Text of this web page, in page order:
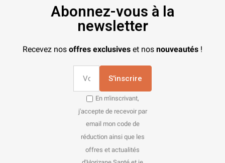
Abonnez-vous à la
newsletter
Recevez nos offres exclusives et nos nouveautés !
S'inscrire
En m'inscrivant,
j'accepte de recevoir par
email mon code de
réduction ainsi que les
offres et actualités